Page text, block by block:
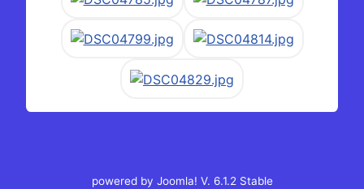
powered by Joomla! V. 6.1.2 Stable